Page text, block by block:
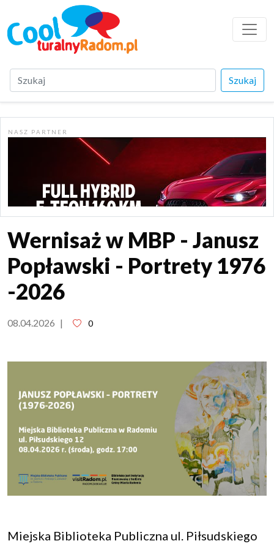
Szukaj
N A S Z P A R T N E R
Wernisaż w MBP - Janusz
Popławski - Portrety 1976
-2026
08.04.2026 | 0
Miejska Biblioteka Publiczna ul. Piłsudskiego